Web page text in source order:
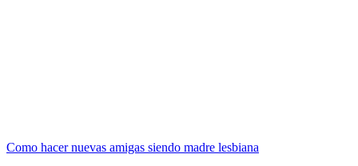
Como hacer nuevas amigas siendo madre lesbiana